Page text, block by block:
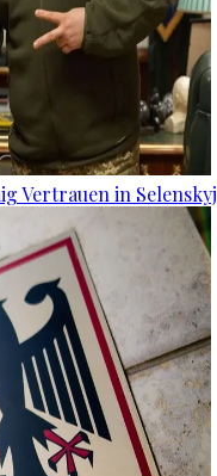
Vertrauen in Selenskyj